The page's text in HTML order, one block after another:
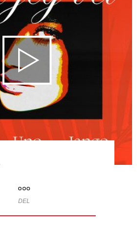
DEL